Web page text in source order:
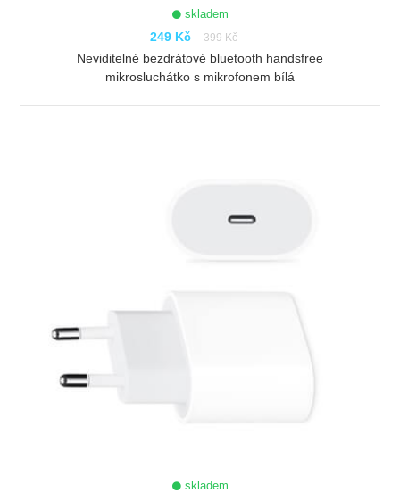
skladem
249 Kč 399 Kč
Neviditelné bezdrátové bluetooth handsfree
mikrosluchátko s mikrofonem bílá
skladem